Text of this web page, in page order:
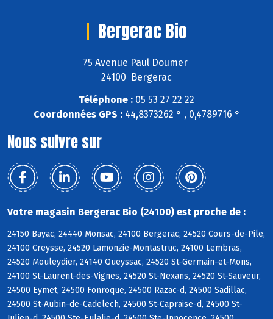
Bergerac Bio
75 Avenue Paul Doumer
24100 Bergerac
Téléphone : 05 53 27 22 22
Coordonnées GPS :44,8373262 ° , 0,4789716 °
Nous suivre sur
Votre magasin Bergerac Bio (24100) est proche de :
24150 Bayac, 24440 Monsac, 24100 Bergerac, 24520 Cours-de-Pile,
24100 Creysse, 24520 Lamonzie-Montastruc, 24100 Lembras,
24520 Mouleydier, 24140 Queyssac, 24520 St-Germain-et-Mons,
24100 St-Laurent-des-Vignes, 24520 St-Nexans, 24520 St-Sauveur,
24500 Eymet, 24500 Fonroque, 24500 Razac-d, 24500 Sadillac,
24500 St-Aubin-de-Cadelech, 24500 St-Capraise-d, 24500 St-